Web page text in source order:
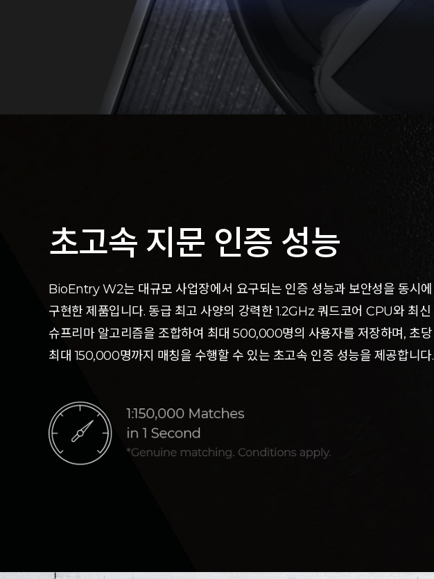
초고속 지문 인증 성능
BioEntry W2는 대규모 사업장에서 요구되는 인증 성능과 보안성을 동시에
구현한 제품입니다. 동급 최고 사양의 강력한 1.2GHz 쿼드코어 CPU와 최신
슈프리마 알고리즘을 조합하여 최대 500,000명의 사용자를 저장하며, 초당
최대 150,000명까지 매칭을 수행할 수 있는 초고속 인증 성능을 제공합니다.